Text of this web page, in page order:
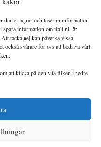
där vi lagrar och läser in information
spara information om ifall ni är
tacka nej kan påverka vissa
också svårare för oss att bedriva vårt
att klicka på den vita fliken i nedre
med bred bevakning av
globalt och med fokus på
till ett hållbart samhälle går
alla människor, minskade
utrymme för allt levande att